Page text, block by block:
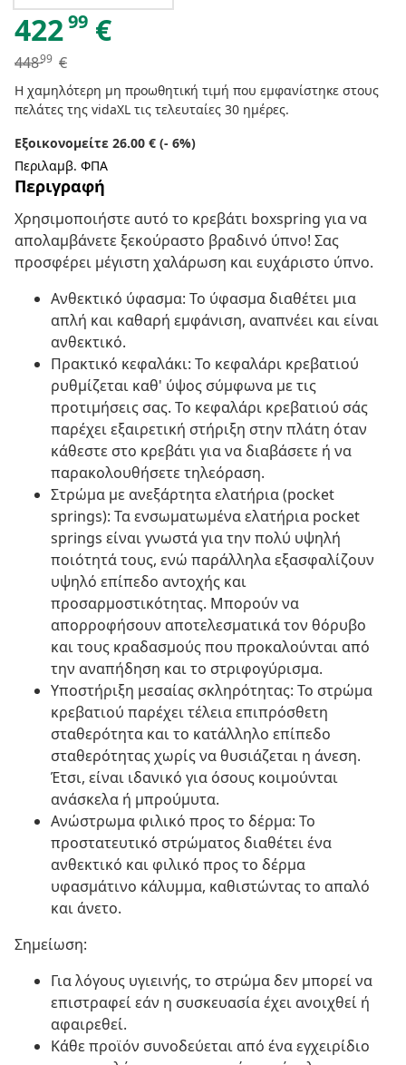
42299 €
44899 €
Η χαμηλότερη μη προωθητική τιμή που εμφανίστηκε στους
πελάτες της vidaXL τις τελευταίες 30 ημέρες.
Εξοικονομείτε 26.00 € (- 6%)
Περιλαμβ. ΦΠΑ
Περιγραφή
Χρησιμοποιήστε αυτό το κρεβάτι boxspring για να
απολαμβάνετε ξεκούραστο βραδινό ύπνο! Σας
προσφέρει μέγιστη χαλάρωση και ευχάριστο ύπνο.
Ανθεκτικό ύφασμα: Το ύφασμα διαθέτει μια
απλή και καθαρή εμφάνιση, αναπνέει και είναι
ανθεκτικό.
Πρακτικό κεφαλάκι: Το κεφαλάρι κρεβατιού
ρυθμίζεται καθ' ύψος σύμφωνα με τις
προτιμήσεις σας. Το κεφαλάρι κρεβατιού σάς
παρέχει εξαιρετική στήριξη στην πλάτη όταν
κάθεστε στο κρεβάτι για να διαβάσετε ή να
παρακολουθήσετε τηλεόραση.
Στρώμα με ανεξάρτητα ελατήρια (pocket
springs): Τα ενσωματωμένα ελατήρια pocket
springs είναι γνωστά για την πολύ υψηλή
ποιότητά τους, ενώ παράλληλα εξασφαλίζουν
υψηλό επίπεδο αντοχής και
προσαρμοστικότητας. Μπορούν να
απορροφήσουν αποτελεσματικά τον θόρυβο
και τους κραδασμούς που προκαλούνται από
την αναπήδηση και το στριφογύρισμα.
Υποστήριξη μεσαίας σκληρότητας: Το στρώμα
κρεβατιού παρέχει τέλεια επιπρόσθετη
σταθερότητα και το κατάλληλο επίπεδο
σταθερότητας χωρίς να θυσιάζεται η άνεση.
Έτσι, είναι ιδανικό για όσους κοιμούνται
ανάσκελα ή μπρούμυτα.
Ανώστρωμα φιλικό προς το δέρμα: Το
προστατευτικό στρώματος διαθέτει ένα
ανθεκτικό και φιλικό προς το δέρμα
υφασμάτινο κάλυμμα, καθιστώντας το απαλό
και άνετο.
Σημείωση:
Για λόγους υγιεινής, το στρώμα δεν μπορεί να
επιστραφεί εάν η συσκευασία έχει ανοιχθεί ή
αφαιρεθεί.
Κάθε προϊόν συνοδεύεται από ένα εγχειρίδιο